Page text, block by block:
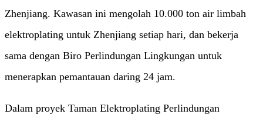
Zhenjiang. Kawasan ini mengolah 10.000 ton air limbah
elektroplating untuk Zhenjiang setiap hari, dan bekerja
sama dengan Biro Perlindungan Lingkungan untuk
menerapkan pemantauan daring 24 jam.
Dalam proyek Taman Elektroplating Perlindungan